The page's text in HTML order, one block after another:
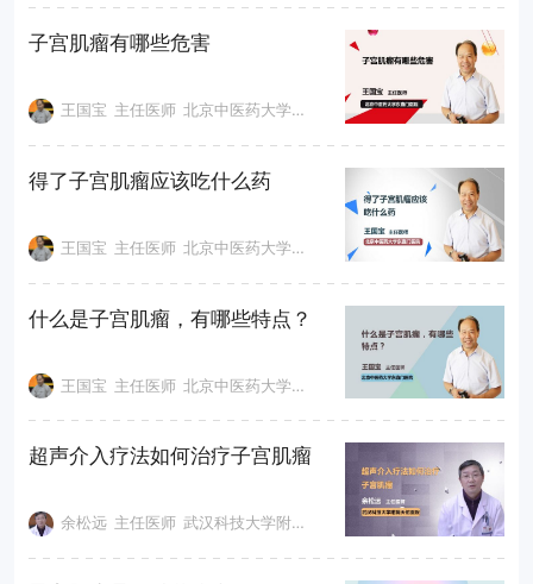
子宫肌瘤有哪些危害
王国宝 主任医师 北京中医药大学东直门医院
得了子宫肌瘤应该吃什么药
王国宝 主任医师 北京中医药大学东直门医院
什么是子宫肌瘤，有哪些特点？
王国宝 主任医师 北京中医药大学东直门医院
超声介入疗法如何治疗子宫肌瘤
余松远 主任医师 武汉科技大学附属天佑医院